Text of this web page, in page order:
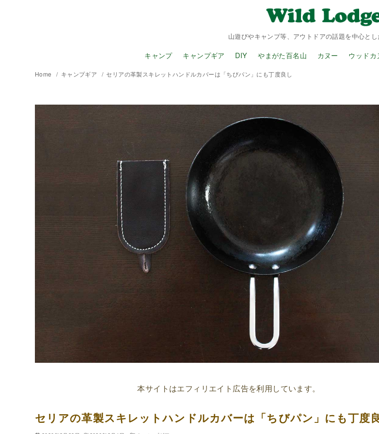
山遊びやキャンプ等、アウトドアの話題を中心と
キャンプ キャンプギア DIY やまがた百名山 カヌー ウッドカ
Home キャンプギア セリアの革製スキレットハンドルカバーは「ちびパン」にも丁度良し
本サイトはエフィリエイト広告を利用しています。
セリアの革製スキレットハンドルカバーは「ちびパン」にも丁度